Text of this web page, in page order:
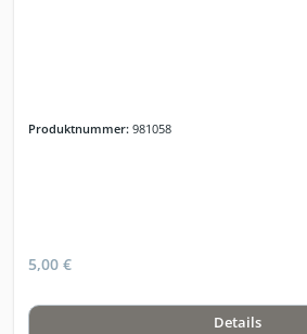
Produktnummer: 981058
5,00 €
Details